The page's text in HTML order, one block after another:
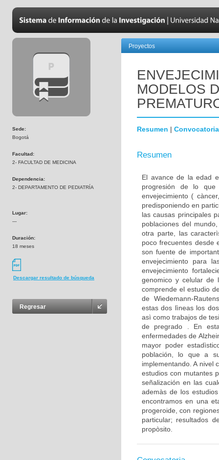
Sede:
Bogotá
Facultad:
2- FACULTAD DE MEDICINA
Dependencia:
2- DEPARTAMENTO DE PEDIATRÍA
Lugar:
---
Duración:
18 meses
Descargar resultado de búsqueda
Regresar
Proyectos
MODELOS
Resumen | Convocatoria
Resumen
El avance de la edad
progresión de lo que
envejecimiento (
predisponiendo en
las causas principales
poblaciones del
otra parte, las
poco frecuentes desde
son fuente de
envejecimiento para
envejecimiento
genomico y celular de
comprende el estudio
de Wiedemann-
estas dos lìneas los
asì como trabajos de
de pregrado . En
enfermedades de
mayor poder
población, lo que a
implementando. A nivel
estudios con mutantes
señalización en las
ademàs de los
encontramos en una
progeroide, con
particular; resultados
propòsito.